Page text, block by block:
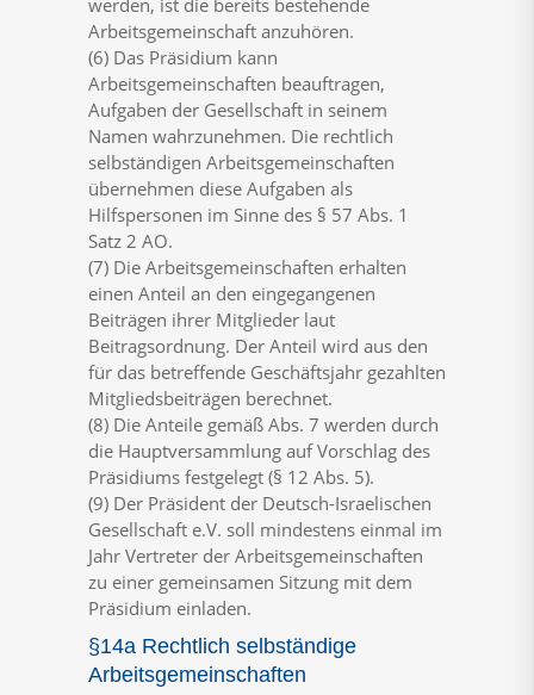
werden, ist die bereits bestehende
Arbeitsgemeinschaft anzuhören.
(6) Das Präsidium kann
Arbeitsgemeinschaften beauftragen,
Aufgaben der Gesellschaft in seinem
Namen wahrzunehmen. Die rechtlich
selbständigen Arbeitsgemeinschaften
übernehmen diese Aufgaben als
Hilfspersonen im Sinne des § 57 Abs. 1
Satz 2 AO.
(7) Die Arbeitsgemeinschaften erhalten
einen Anteil an den eingegangenen
Beiträgen ihrer Mitglieder laut
Beitragsordnung. Der Anteil wird aus den
für das betreffende Geschäftsjahr gezahlten
Mitgliedsbeiträgen berechnet.
(8) Die Anteile gemäß Abs. 7 werden durch
die Hauptversammlung auf Vorschlag des
Präsidiums festgelegt (§ 12 Abs. 5).
(9) Der Präsident der Deutsch-Israelischen
Gesellschaft e.V. soll mindestens einmal im
Jahr Vertreter der Arbeitsgemeinschaften
zu einer gemeinsamen Sitzung mit dem
Präsidium einladen.
§14a Rechtlich selbständige
Arbeitsgemeinschaften